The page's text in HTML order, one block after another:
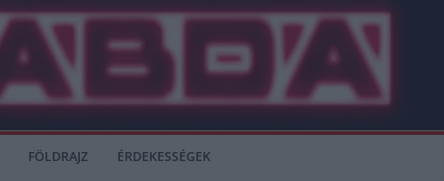
FÖLDRAJZ ÉRDEKESSÉGEK